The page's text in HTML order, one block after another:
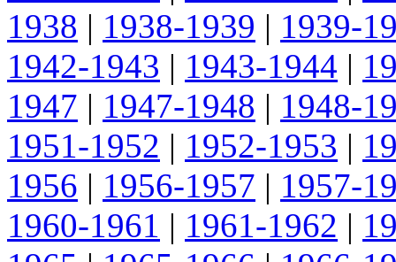
1938 | 1938-1939 | 1939-
1942-1943 | 1943-1944 |
1947 | 1947-1948 | 1948-
1951-1952 | 1952-1953 |
1956 | 1956-1957 | 1957-
1960-1961 | 1961-1962 |